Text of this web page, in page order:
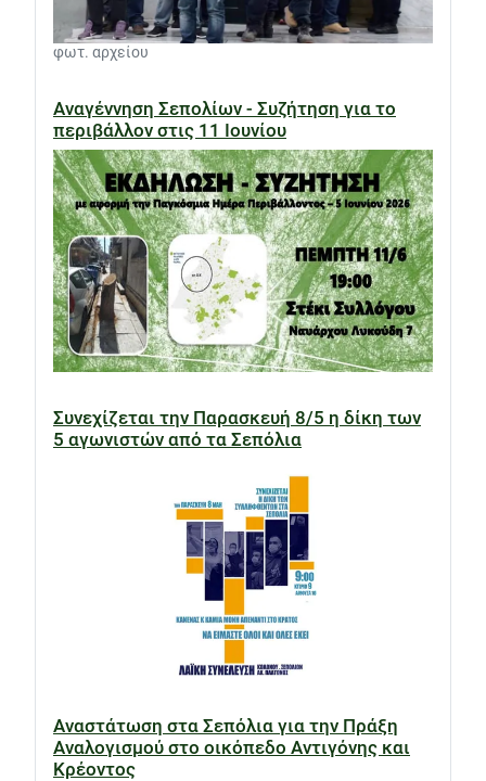
φωτ. αρχείου
Αναγέννηση Σεπολίων - Συζήτηση για το
περιβάλλον στις 11 Ιουνίου
Συνεχίζεται την Παρασκευή 8/5 η δίκη των
5 αγωνιστών από τα Σεπόλια
Αναστάτωση στα Σεπόλια για την Πράξη
Αναλογισμού στο οικόπεδο Αντιγόνης και
Κρέοντος